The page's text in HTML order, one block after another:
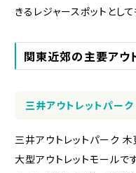
きるレジャースポットとし
関東近郊の主要アウ
三井アウトレットパー
三井アウトレットパーク
大型アウトレットモールで